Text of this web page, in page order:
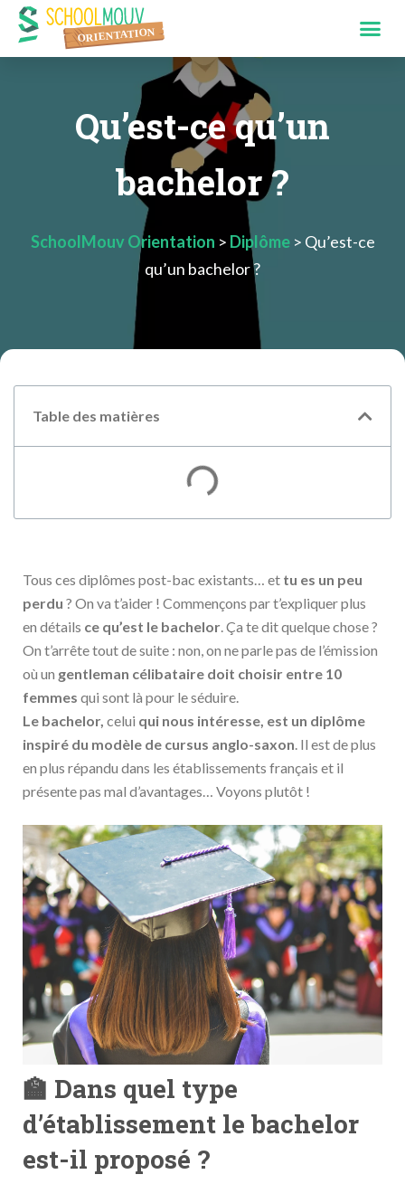
Qu’est-ce qu’un
bachelor ?
SchoolMouv Orientation > Diplôme> Qu’est-ce
qu’un bachelor ?
Table des matières
Tous ces diplômes post-bac existants… et tu es un peu
perdu ? On va t’aider ! Commençons par t’expliquer plus
en détails ce qu’est le bachelor. Ça te dit quelque chose ?
On t’arrête tout de suite : non, on ne parle pas de l’émission
où un gentleman célibataire doit choisir entre 10
femmes qui sont là pour le séduire.
Le bachelor, celui qui nous intéresse, est un diplôme
inspiré du modèle de cursus anglo-saxon. Il est de plus
en plus répandu dans les établissements français et il
présente pas mal d’avantages… Voyons plutôt !
🏫 Dans quel type
d’établissement le bachelor
est-il proposé ?